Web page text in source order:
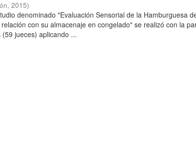
,2015)
denominado "Evaluación Sensorial de la Hamburguesa
con su almacenaje en congelado" se realizó con la
jueces) aplicando ...